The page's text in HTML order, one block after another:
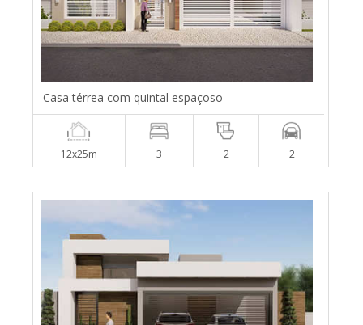
Casa térrea com quintal espaçoso
12x25m 3 2 2